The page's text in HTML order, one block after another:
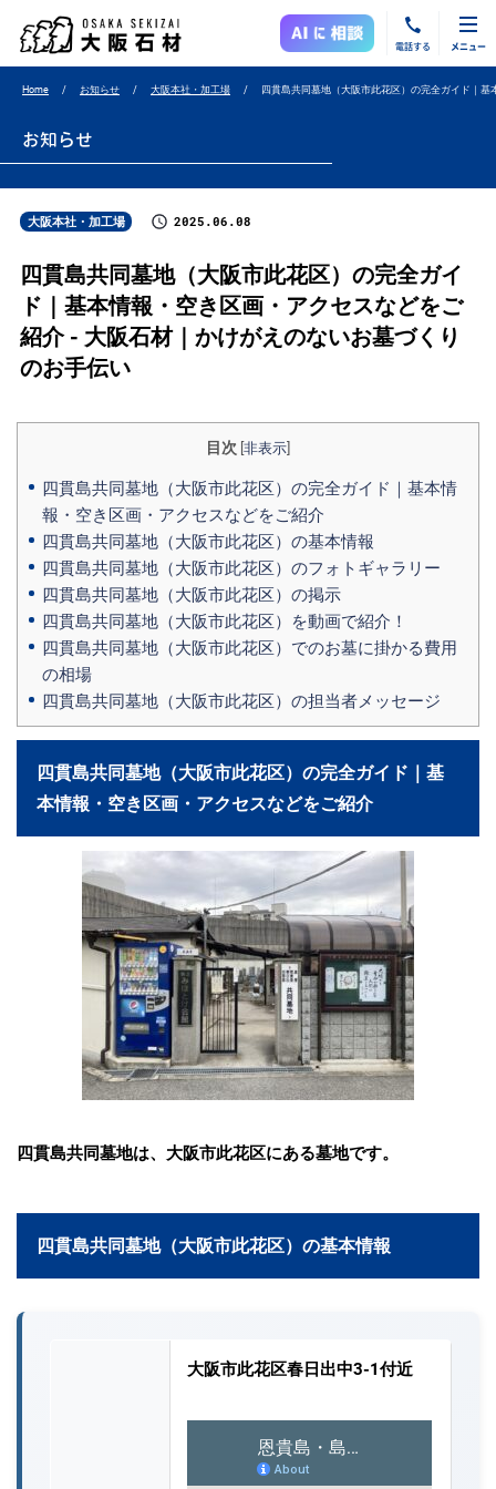
電話する メニュー
Home お知らせ 大阪本社・加工場 四貫島共同墓地（大阪市此花区）の完全ガイド｜
お知らせ
大阪本社・加工場 2025.06.08
四貫島共同墓地（大阪市此花区）の完全ガイ
ド｜基本情報・空き区画・アクセスなどをご
紹介 - 大阪石材｜かけがえのないお墓づくり
のお手伝い
目次 非表示
四貫島共同墓地（大阪市此花区）の完全ガイド｜基本情
報・空き区画・アクセスなどをご紹介
四貫島共同墓地（大阪市此花区）の基本情報
四貫島共同墓地（大阪市此花区）のフォトギャラリー
四貫島共同墓地（大阪市此花区）の掲示
四貫島共同墓地（大阪市此花区）を動画で紹介！
四貫島共同墓地（大阪市此花区）でのお墓に掛かる費用
の相場
四貫島共同墓地（大阪市此花区）の担当者メッセージ
四貫島共同墓地（大阪市此花区）の完全ガイド｜基
本情報・空き区画・アクセスなどをご紹介
四貫島共同墓地は、大阪市此花区にある墓地です。
四貫島共同墓地（大阪市此花区）の基本情報
大阪市此花区春日出中3-1付近